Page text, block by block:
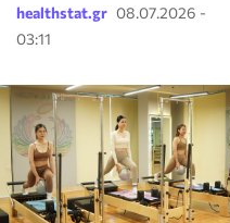
healthstat.gr 08.07.2026 -
03:11